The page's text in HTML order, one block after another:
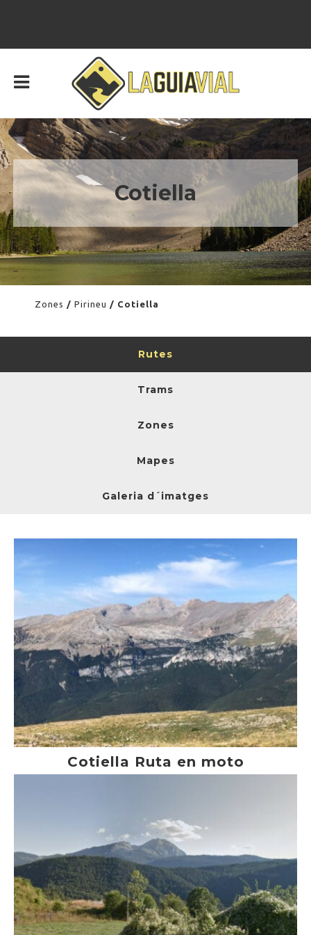
Cotiella
–
Zones / Pirineu / Cotiella
Rutes
Trams
Zones
Mapes
Galeria d´imatges
Cotiella Ruta en moto